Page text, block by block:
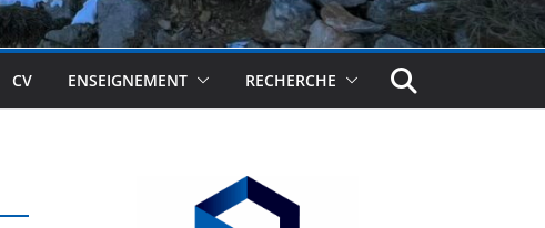
CV ENSEIGNEMENT RECHERCHE